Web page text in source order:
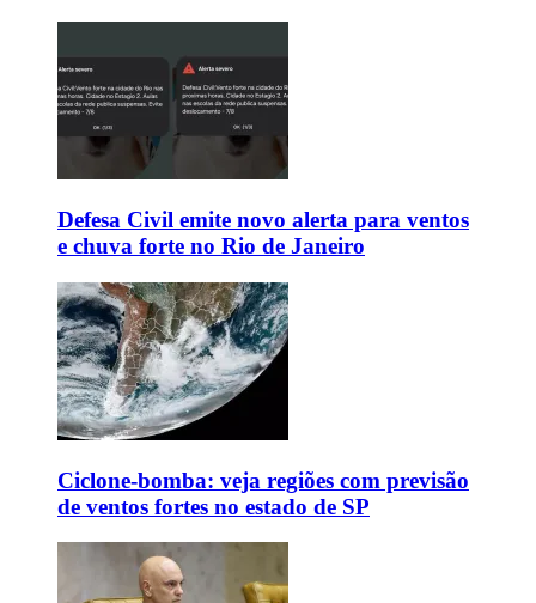
Defesa Civil emite novo alerta para ventos
e chuva forte no Rio de Janeiro
Ciclone-bomba: veja regiões com previsão
de ventos fortes no estado de SP